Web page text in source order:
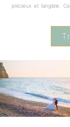
précieux et tangible.